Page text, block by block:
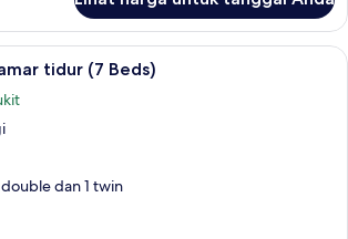
Kabin Mewah, 3 kamar tidur (7 Beds)
tidur (7 Beds)
dan 1 twin